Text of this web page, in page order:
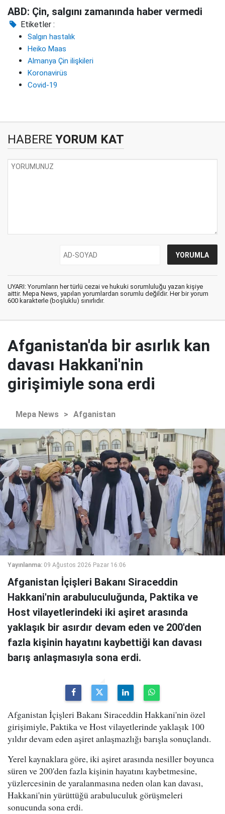
ABD: Çin, salgını zamanında haber vermedi
Etiketler :
Salgın hastalık
Heiko Maas
Almanya Çin ilişkileri
Koronavirüs
Covid-19
HABERE YORUM KAT
UYARI: Yorumların her türlü cezai ve hukuki sorumluluğu yazan kişiye
aittir. Mepa News, yapılan yorumlardan sorumlu değildir. Her bir yorum
600 karakterle (boşluklu) sınırlıdır.
Afganistan'da bir asırlık kan
davası Hakkani'nin
girişimiyle sona erdi
Mepa News > Afganistan
Yayınlanma: 09 Ağustos 2026 Pazar 16:06
Afganistan İçişleri Bakanı Siraceddin
Hakkani'nin arabuluculuğunda, Paktika ve
Host vilayetlerindeki iki aşiret arasında
yaklaşık bir asırdır devam eden ve 200'den
fazla kişinin hayatını kaybettiği kan davası
barış anlaşmasıyla sona erdi.
Afganistan İçişleri Bakanı Siraceddin Hakkani'nin özel
girişimiyle, Paktika ve Host vilayetlerinde yaklaşık 100
yıldır devam eden aşiret anlaşmazlığı barışla sonuçlandı.
Yerel kaynaklara göre, iki aşiret arasında nesiller boyunca
süren ve 200'den fazla kişinin hayatını kaybetmesine,
yüzlercesinin de yaralanmasına neden olan kan davası,
Hakkani'nin yürüttüğü arabuluculuk görüşmeleri
sonucunda sona erdi.